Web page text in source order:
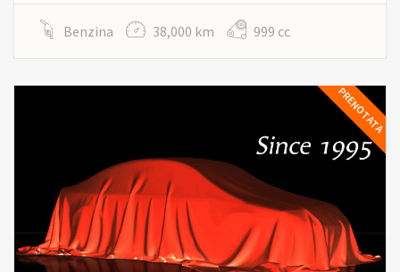
Benzina 38,000 km 999 cc
PRENOTATA